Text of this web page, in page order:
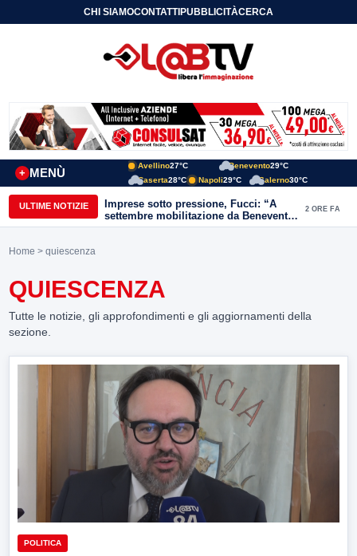
CHI SIAMOCONTATTIPUBBLICITÀCERCA
MENÙ
+
Avellino27°C Benevento29°C
Caserta28°C Napoli29°C Salerno30°C
ULTIME NOTIZIE
Imprese sotto pressione, Fucci: “A
settembre mobilitazione da Benevento
e Avellino”
2 ORE FA
Home > quiescenza
QUIESCENZA
Tutte le notizie, gli approfondimenti e gli aggiornamenti della
sezione.
POLITICA